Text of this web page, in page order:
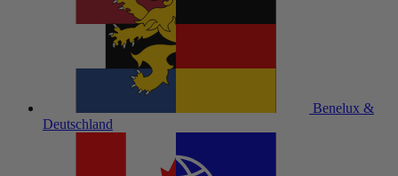
Benelux &
Deutschland